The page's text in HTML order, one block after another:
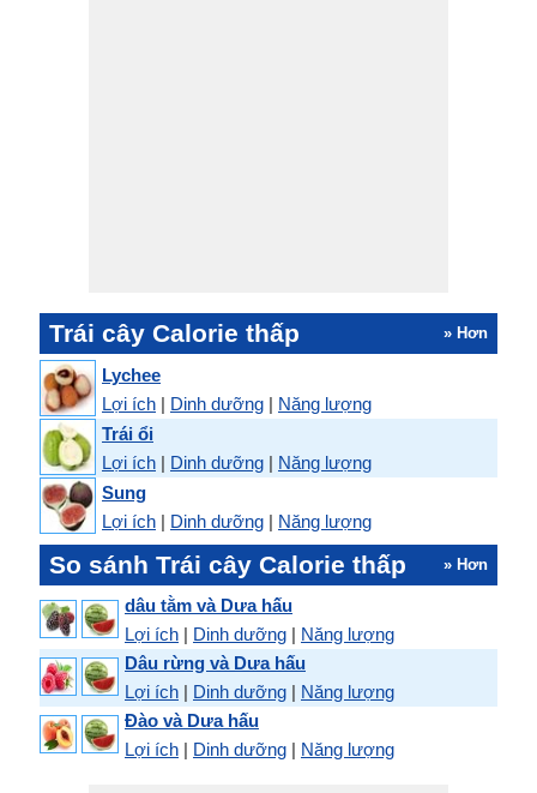
Trái cây Calorie thấp » Hơn
Lychee
Lợi ích | Dinh dưỡng | Năng lượng
Trái ổi
Lợi ích | Dinh dưỡng | Năng lượng
Sung
Lợi ích | Dinh dưỡng | Năng lượng
So sánh Trái cây Calorie thấp » Hơn
dâu tằm và Dưa hấu
Lợi ích | Dinh dưỡng | Năng lượng
Dâu rừng và Dưa hấu
Lợi ích | Dinh dưỡng | Năng lượng
Đào và Dưa hấu
Lợi ích | Dinh dưỡng | Năng lượng